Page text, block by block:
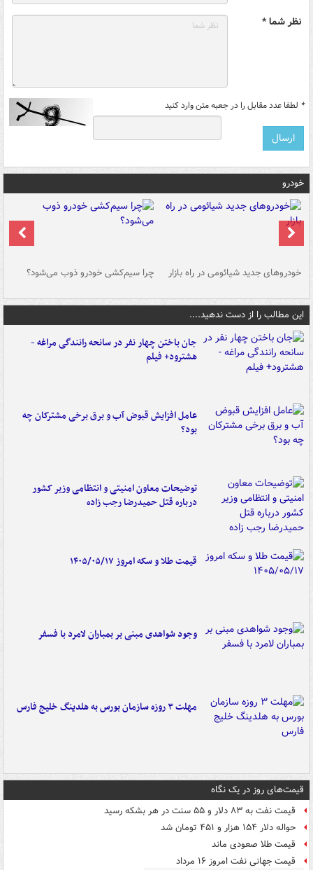
نظر شما *
* لطفا عدد مقابل را در جعبه متن وارد کنید
خودرو
خودروهای جدید شیائومی در راه بازار چرا سیم‌کشی خودرو ذوب می‌شود؟
این مطالب را از دست ندهید....
جان باختن چهار نفر در سانحه رانندگی مراغه -
هشترود+ فیلم
عامل افزایش قبوض آب و برق برخی مشترکان چه
بود؟
توضیحات معاون امنیتی و انتظامی وزیر کشور
درباره قتل حمیدرضا رجب زاده
قیمت طلا و سکه امروز ۱۴۰۵/۰۵/۱۷
وجود شواهدی مبنی بر بمباران لامرد با فسفر
مهلت ۳ روزه سازمان بورس به هلدینگ خلیج فارس
قیمت‌های روز در یک نگاه
قیمت نفت به ۸۳ دلار و ۵۵ سنت در هر بشکه رسید
حواله دلار ۱۵۴ هزار و ۴۵۱ تومان شد
قیمت طلا صعودی ماند
قیمت جهانی نفت امروز ۱۶ مرداد